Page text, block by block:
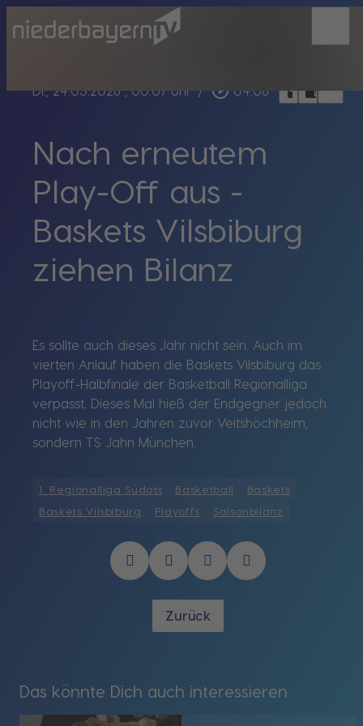
Di., 24.03.2026, 00:07 Uhr / play_circle_outline 04:06 headphoneschrome_reader_modebookmark_border
Nach erneutem
Play-Off aus -
Baskets Vilsbiburg
ziehen Bilanz
Es sollte auch dieses Jahr nicht sein. Auch im
vierten Anlauf haben die Baskets Vilsbiburg das
Playoff-Halbfinale der Basketball Regionalliga
verpasst. Dieses Mal hieß der Endgegner jedoch
nicht wie in den Jahren zuvor Veitshöchheim,
sondern TS Jahn München.
1. Regionalliga Südost Basketball
Baskets
Baskets Vilsbiburg
Playoffs Saisonbilanz
Zurück
Das könnte Dich auch interessieren